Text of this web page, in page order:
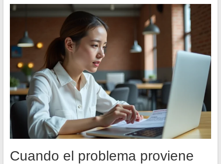
Cuando el problema proviene